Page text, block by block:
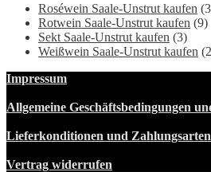
Roséwein Saale-Unstrut kaufen
Rotwein Saale-Unstrut kaufen (9)
Sekt Saale-Unstrut kaufen (3)
Weißwein Saale-Unstrut kaufen
Impressum
Allgemeine Geschäftsbedingungen
Lieferkonditionen und Zahlungsarten
Vertrag widerrufen